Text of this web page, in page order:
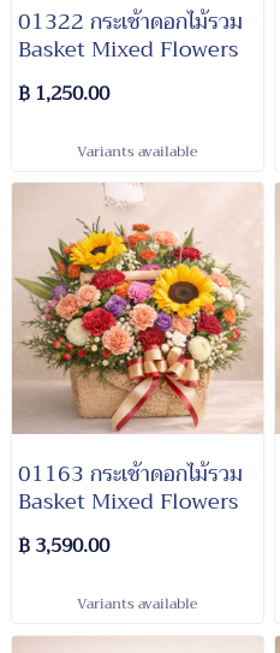
01322 กระเช้าดอกไม้รวม
Basket Mixed Flowers
฿ 1,250.00
Variants available
01163 กระเช้าดอกไม้รวม
Basket Mixed Flowers
฿ 3,590.00
Variants available